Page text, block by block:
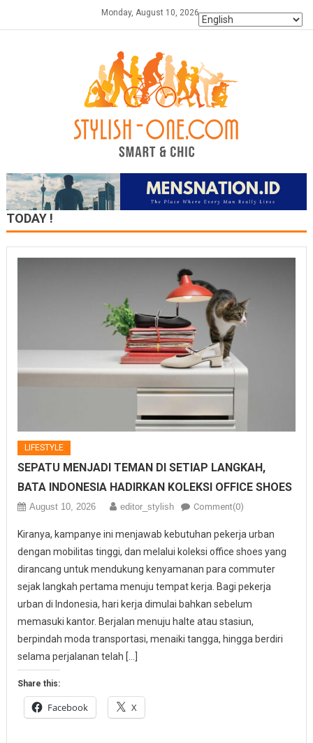
Monday, August 10, 2026
TODAY !
LIFESTYLE
SEPATU MENJADI TEMAN DI SETIAP LANGKAH,
BATA INDONESIA HADIRKAN KOLEKSI OFFICE SHOES
August 10, 2026 editor_stylish Comment(0)
Kiranya, kampanye ini menjawab kebutuhan pekerja urban
dengan mobilitas tinggi, dan melalui koleksi office shoes yang
dirancang untuk mendukung kenyamanan para commuter
sejak langkah pertama menuju tempat kerja. Bagi pekerja
urban di Indonesia, hari kerja dimulai bahkan sebelum
memasuki kantor. Berjalan menuju halte atau stasiun,
berpindah moda transportasi, menaiki tangga, hingga berdiri
selama perjalanan telah […]
Share this:
Facebook X